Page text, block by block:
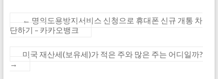
← 명의도용방지서비스 신청으로 휴대폰 신규 개통 차
단하기 – 카카오뱅크
미국 재산세(보유세)가 적은 주와 많은 주는 어디일까?
→